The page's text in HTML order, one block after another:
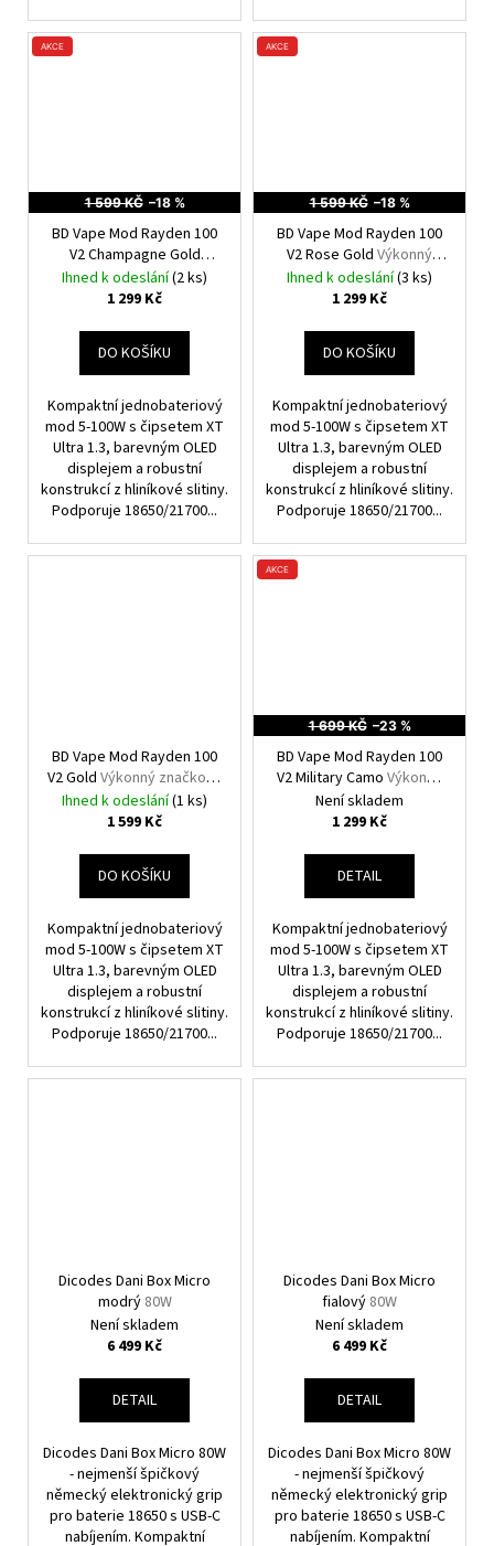
AKCE
1 599 KČ –18 %
BD Vape Mod Rayden 100
V2 Champagne Gold
Výkonný značkový
elektronický Grip
Ihned k odeslání(2 ks)
1 299 Kč
DO KOŠÍKU
Kompaktní jednobateriový
mod 5-100W s čipsetem XT
Ultra 1.3, barevným OLED
displejem a robustní
konstrukcí z hliníkové slitiny.
Podporuje 18650/21700...
AKCE
1 599 KČ –18 %
BD Vape Mod Rayden 100
V2 Rose Gold Výkonný
značkový elektronický
Grip
Ihned k odeslání(3 ks)
1 299 Kč
DO KOŠÍKU
Kompaktní jednobateriový
mod 5-100W s čipsetem XT
Ultra 1.3, barevným OLED
displejem a robustní
konstrukcí z hliníkové slitiny.
Podporuje 18650/21700...
BD Vape Mod Rayden 100
V2 Gold Výkonný značkový
elektronický Grip
Ihned k odeslání(1 ks)
1 599 Kč
DO KOŠÍKU
Kompaktní jednobateriový
mod 5-100W s čipsetem XT
Ultra 1.3, barevným OLED
displejem a robustní
konstrukcí z hliníkové slitiny.
Podporuje 18650/21700...
AKCE
1 699 KČ –23 %
BD Vape Mod Rayden 100
V2 Military Camo Výkonný
značkový elektronický
Grip
Není skladem
1 299 Kč
DETAIL
Kompaktní jednobateriový
mod 5-100W s čipsetem XT
Ultra 1.3, barevným OLED
displejem a robustní
konstrukcí z hliníkové slitiny.
Podporuje 18650/21700...
Dicodes Dani Box Micro
modrý 80W
Není skladem
6 499 Kč
DETAIL
Dicodes Dani Box Micro 80W
- nejmenší špičkový
německý elektronický grip
pro baterie 18650 s USB-C
nabíjením. Kompaktní
Dicodes Dani Box Micro
fialový 80W
Není skladem
6 499 Kč
DETAIL
Dicodes Dani Box Micro 80W
- nejmenší špičkový
německý elektronický grip
pro baterie 18650 s USB-C
nabíjením. Kompaktní